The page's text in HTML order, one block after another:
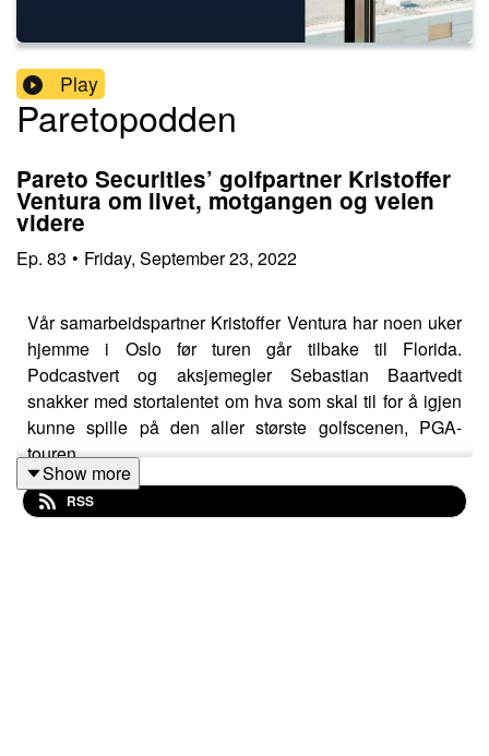
Play
Paretopodden
Pareto Securities’ golfpartner Kristoffer
Ventura om livet, motgangen og veien
videre
Ep. 83 • Friday, September 23, 2022
Vår samarbeidspartner Kristoffer Ventura har noen uker
hjemme i Oslo før turen går tilbake til Florida.
Podcastvert og aksjemegler Sebastian Baartvedt
snakker med stortalentet om hva som skal til for å igjen
kunne spille på den aller største golfscenen, PGA-
touren.
Show more
RSS